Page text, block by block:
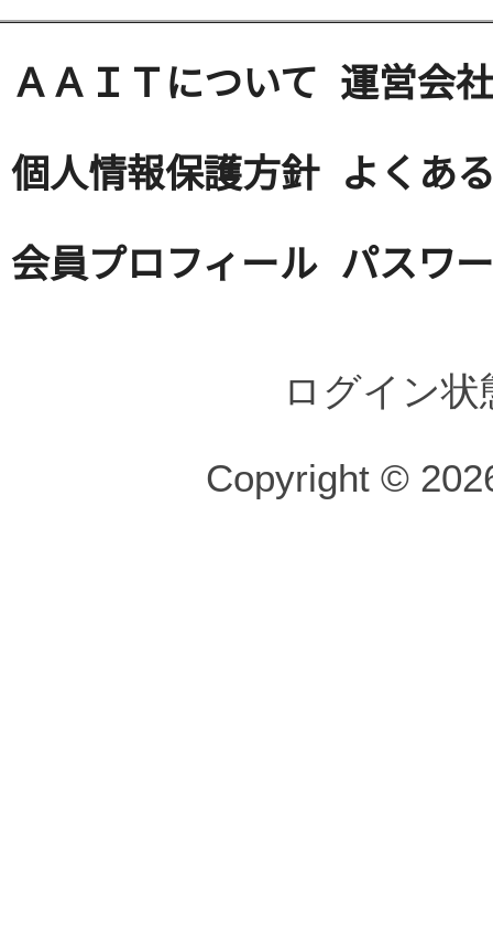
ＡＡＩＴについて 運営会社
個人情報保護方針 よくあ
会員プロフィール パスワ
ログイン
Copyright ©